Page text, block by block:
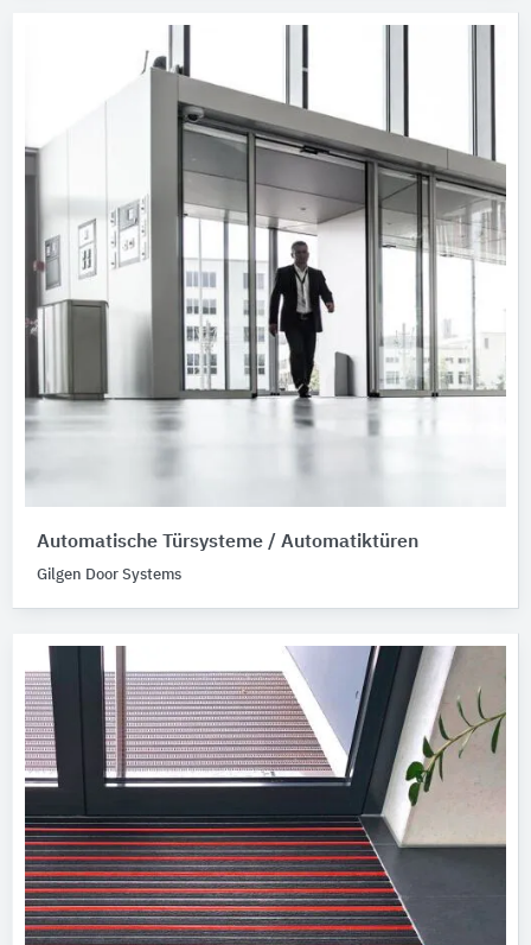
Automatische Türsysteme / Automatiktüren
Gilgen Door Systems